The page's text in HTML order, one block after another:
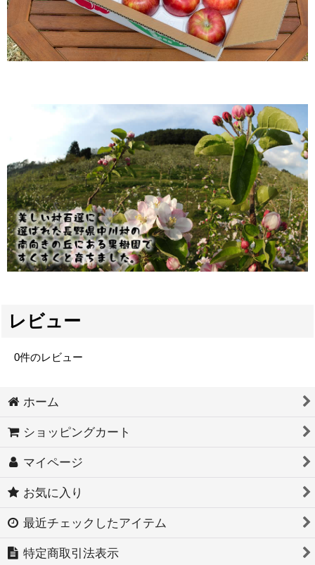
レビュー
0件のレビュー
ホーム
ショッピングカート
マイページ
お気に入り
最近チェックしたアイテム
特定商取引法表示